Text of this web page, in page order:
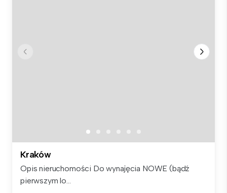
Kraków
Opis nieruchomości Do wynajęcia NOWE (bądź
pierwszym lo...